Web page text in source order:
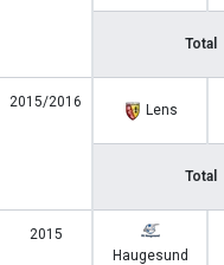
Total
2015/2016 Lens
Total
2015
Haugesund